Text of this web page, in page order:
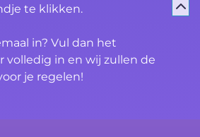
te klikken.
in? Vul dan het
volledig in en wij zullen de
je regelen!